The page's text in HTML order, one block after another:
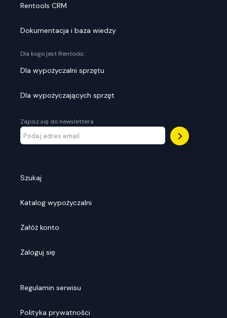
Rentools CRM
Dokumentacja i baza wiedzy
Dla kogo jest Rentools:
Dla wypożyczalni sprzętu
Dla wypożyczających sprzęt
Zapisz się do newslettera
Szukaj
Katalog wypożyczalni
Załóż konto
Zaloguj się
Regulamin serwisu
Polityka prywatności